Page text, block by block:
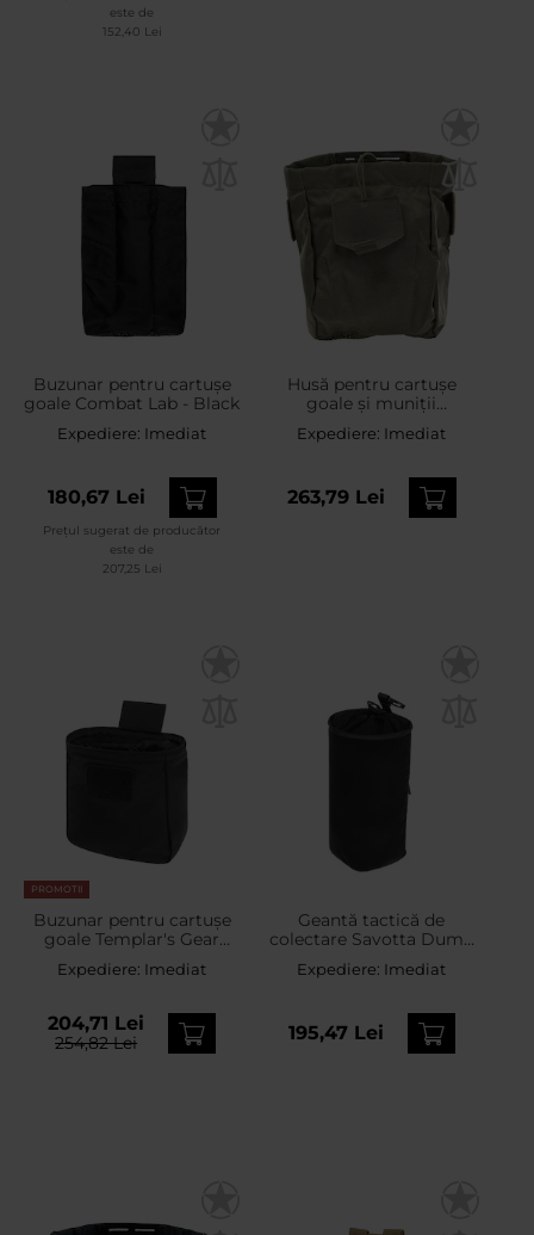
este de
152,40 Lei
Buzunar pentru cartușe
goale Combat Lab - Black
Expediere: Imediat
180,67 Lei
Prețul sugerat de producător
este de
207,25 Lei
Husă pentru cartușe
goale și muniții
Lindnerhof Dump Pouch
Small MX463 - Stone
Expediere: Imediat
263,79 Lei
PROMOTII
Buzunar pentru cartușe
goale Templar's Gear
Dump Bag Short - Black
Expediere: Imediat
204,71 Lei
254,82 Lei
Geantă tactică de
colectare Savotta Dump
Pouch - Black
Expediere: Imediat
195,47 Lei